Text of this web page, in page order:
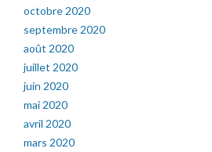
octobre 2020
septembre 2020
août 2020
juillet 2020
juin 2020
mai 2020
avril 2020
mars 2020